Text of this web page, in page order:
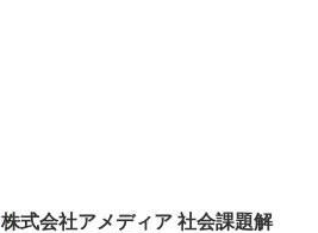
株式会社アメディア 社会課題解